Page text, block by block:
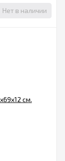
Нет в наличии